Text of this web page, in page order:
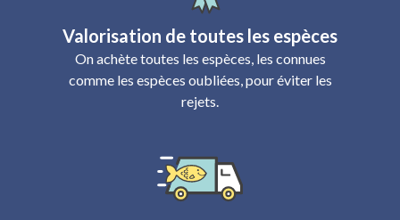
Valorisation de toutes les espèces
On achète toutes les espèces, les connues
comme les espèces oubliées, pour éviter les
rejets.